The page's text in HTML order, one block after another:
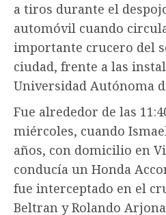
a tiros durante el
automóvil cuando
importante crucero del
ciudad, frente a las
Universidad Autónoma
Fue alrededor de las
miércoles, cuando
años, con domicilio en
conducía un Honda
fue interceptado en el
Beltran y Rolando